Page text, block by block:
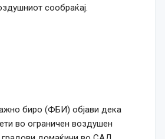
сообраќај.
биро (ФБИ) објави дека
во ограничен воздушен